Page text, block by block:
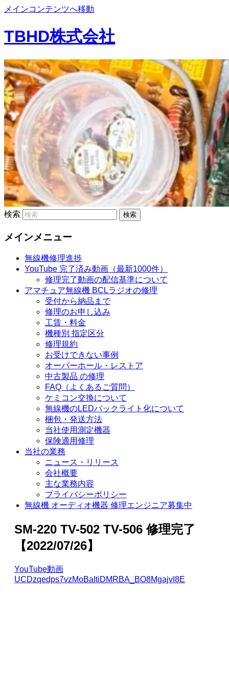
メインコンテンツへ移動
TBHD株式会社
検索
メインメニュー
無線機修理進捗
YouTube 完了済み動画（最新1000件）
修理完了動画の配信基準について
アマチュア無線機 BCLラジオの修理
受付から納品まで
修理のお申し込み
工賃・料金
機種別 指定区分
修理規約
お受けできない事例
オーバーホール・レストア
中古製品 の修理
FAQ（よくあるご質問）
ケミコン交換について
無線機のLEDバックライト化について
梱包・発送方法
当社使用測定機器
保険適用修理
当社の業務
ニュース・リリース
会社概要
主な業務内容
プライバシーポリシー
無線機 オーディオ機器 修理エンジニア募集中
SM-220 TV-502 TV-506 修理完了
【2022/07/26】
YouTube動画
UCDzqedps7vzMoBaItiDMRBA_BO8MgajvI8E